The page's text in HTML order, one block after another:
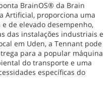
BrainOS® da Brain
Artificial, proporciona uma
de elevado desempenho,
das instalações industriais e
em Uden, a Tennant pode
para a popular máquina
do transporte e uma
específicas do